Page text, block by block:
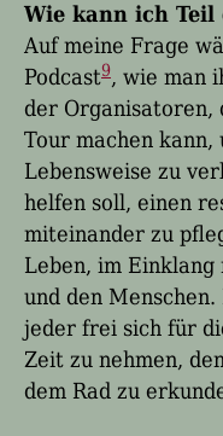
Wie kann ich Teil
Auf meine Frage
Podcast9, wie man
der Organisatoren,
Tour machen
Lebensweise zu
helfen soll, einen
miteinander zu
Leben, im
und den
jeder frei sich für
Zeit zu nehmen,
dem Rad zu